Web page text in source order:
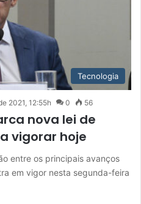
Tecnologia
2021, 12:55h 0 56
nova lei de
vigorar hoje
entre os principais avanços
em vigor nesta segunda-feira